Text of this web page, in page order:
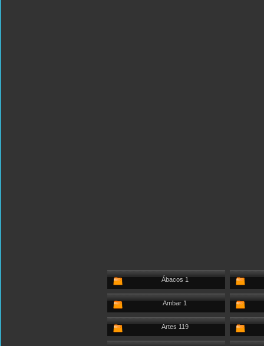
Ábacos 1
Ambar 1
Artes 119